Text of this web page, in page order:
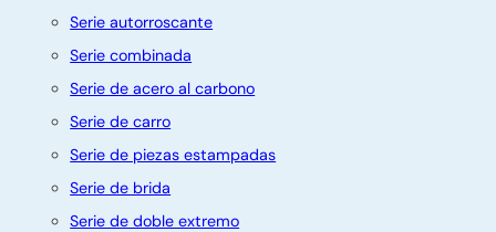
Serie autorroscante
Serie combinada
Serie de acero al carbono
Serie de carro
Serie de piezas estampadas
Serie de brida
Serie de doble extremo